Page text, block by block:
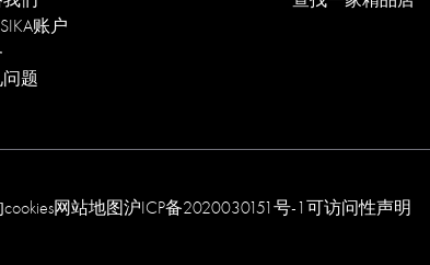
账户
题
网站地图沪ICP备2020030151号-1 可访问性声明